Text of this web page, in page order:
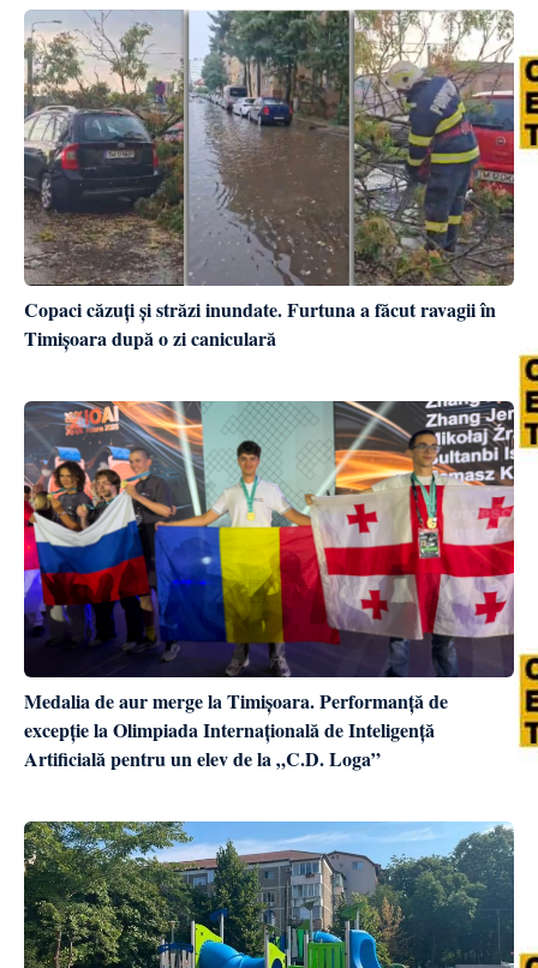
Copaci căzuți și străzi inundate. Furtuna a făcut ravagii în
Timișoara după o zi caniculară
Medalia de aur merge la Timișoara. Performanță de
excepție la Olimpiada Internațională de Inteligență
Artificială pentru un elev de la „C.D. Loga”